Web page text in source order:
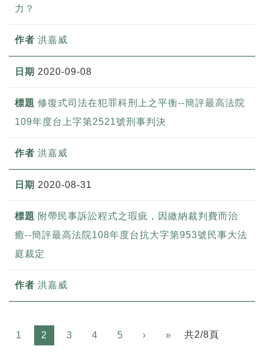
力？
洪嘉威
2020-09-08
修復式司法在犯罪科刑上之平衡--簡評最高法院
109年度台上字第2521號刑事判決
洪嘉威
2020-08-31
附帶民事訴訟程式之瑕疵，因繳納裁判費而治
癒--簡評最高法院108年度台抗大字第953號民事大法
庭裁定
洪嘉威
1 2 3 4 5 › » Next共2/8頁